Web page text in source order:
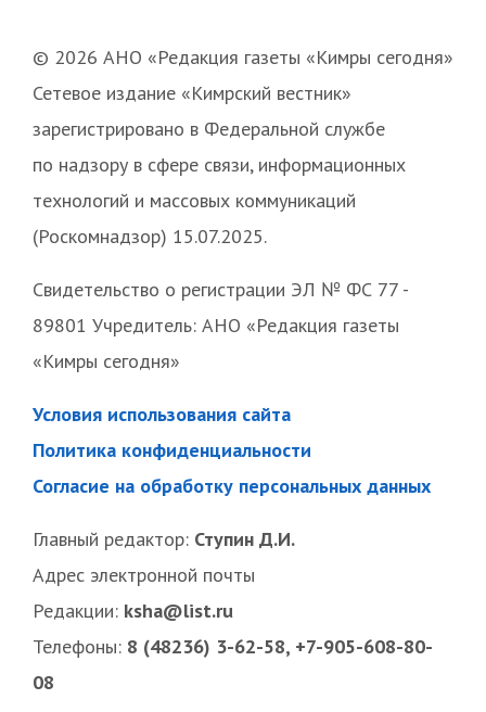
© 2026 АНО «Редакция газеты «Кимры сегодня»
Сетевое издание «Кимрский вестник»
зарегистрировано в Федеральной службе
по надзору в сфере связи, информационных
технологий и массовых коммуникаций
(Роскомнадзор) 15.07.2025.
Свидетельство о регистрации ЭЛ № ФС 77 -
89801 Учредитель: АНО «Редакция газеты
«Кимры сегодня»
Условия использования сайта
Политика конфиденциальности
Согласие на обработку персональных данных
Главный редактор: Ступин Д.И.
Адрес электронной почты
Редакции: ksha@list.ru
Телефоны: 8 (48236) 3-62-58, +7-905-608-80-
08